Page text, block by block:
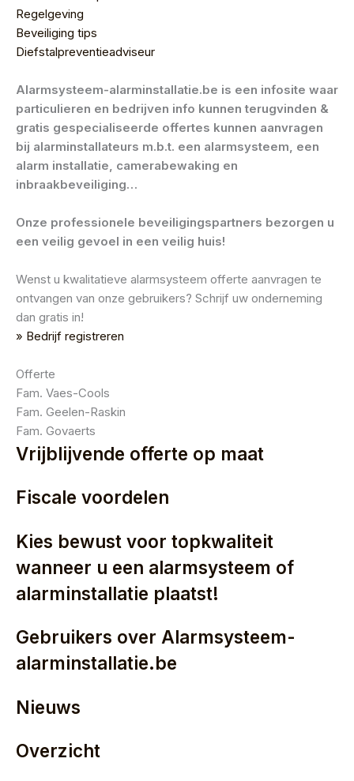
Regelgeving
Beveiliging tips
Diefstalpreventieadviseur
Alarmsysteem-alarminstallatie.be is een infosite waar
particulieren en bedrijven info kunnen terugvinden &
gratis gespecialiseerde offertes kunnen aanvragen
bij alarminstallateurs m.b.t. een alarmsysteem, een
alarm installatie, camerabewaking en
inbraakbeveiliging…
Onze professionele beveiligingspartners bezorgen u
een veilig gevoel in een veilig huis!
Wenst u kwalitatieve alarmsysteem offerte aanvragen te
ontvangen van onze gebruikers? Schrijf uw onderneming
dan gratis in!
» Bedrijf registreren
Offerte
Fam. Vaes-Cools
Fam. Geelen-Raskin
Fam. Govaerts
Vrijblijvende offerte op maat
Fiscale voordelen
Kies bewust voor topkwaliteit
wanneer u een alarmsysteem of
alarminstallatie plaatst!
Gebruikers over Alarmsysteem-
alarminstallatie.be
Nieuws
Overzicht